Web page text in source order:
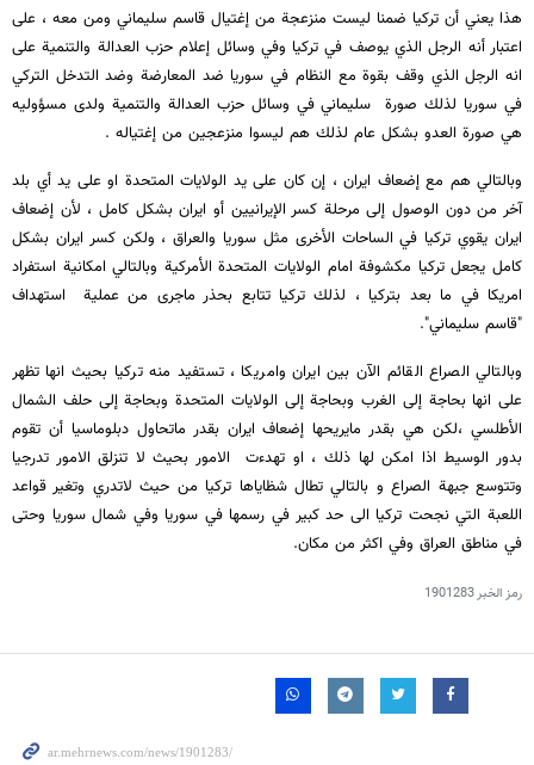
هذا يعني أن تركيا ضمنا ليست منزعجة من إغتيال قاسم سليماني ومن معه ، على
اعتبار أنه الرجل الذي يوصف في تركيا وفي وسائل إعلام حزب العدالة والتنمية على
انه الرجل الذي وقف بقوة مع النظام في سوريا ضد المعارضة وضد التدخل التركي
في سوريا لذلك صورة سليماني في وسائل حزب العدالة والتنمية ولدى مسؤوليه
هي صورة العدو بشكل عام لذلك هم ليسوا منزعجين من إغتياله .
وبالتالي هم مع إضعاف ايران ، إن كان على يد الولايات المتحدة او على يد أي بلد
آخر من دون الوصول إلى مرحلة كسر الإيرانيين أو ايران بشكل كامل ، لأن إضعاف
ايران يقوي تركيا في الساحات الأخرى مثل سوريا والعراق ، ولكن كسر ايران بشكل
كامل يجعل تركيا مكشوفة امام الولايات المتحدة الأمركية وبالتالي امكانية استفراد
امريكا في ما بعد بتركيا ، لذلك تركيا تتابع بحذر ماجرى من عملية استهداف
"قاسم سليماني".
وبالتالي الصراع القائم الآن بين ايران وامريكا ، تستفيد منه تركيا بحيث انها تظهر
على انها بحاجة إلى الغرب وبحاجة إلى الولايات المتحدة وبحاجة إلى حلف الشمال
الأطلسي ،لكن هي بقدر مايريحها إضعاف ايران بقدر ماتحاول دبلوماسيا أن تقوم
بدور الوسيط اذا امكن لها ذلك ، او تهدءت الامور بحيث لا تنزلق الامور تدرجيا
وتتوسع جبهة الصراع و بالتالي تطال شظاياها تركيا من حيث لاتدري وتغير قواعد
اللعبة التي نجحت تركيا الى حد كبير في رسمها في سوريا وفي شمال سوريا وحتى
في مناطق العراق وفي اكثر من مكان.
رمز الخبر1901283